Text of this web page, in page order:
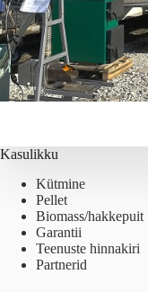
Kasulikku
Kütmine
Pellet
Biomass/hakkepuit
Garantii
Teenuste hinnakiri
Partnerid